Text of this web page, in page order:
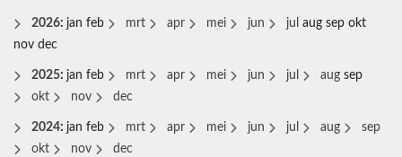
2026: jan feb mrt apr mei jun jul aug sep okt
nov dec
2025: jan feb mrt apr mei jun jul aug sep
okt
nov dec
2024: jan feb mrt apr mei jun jul aug
sep
okt
nov dec